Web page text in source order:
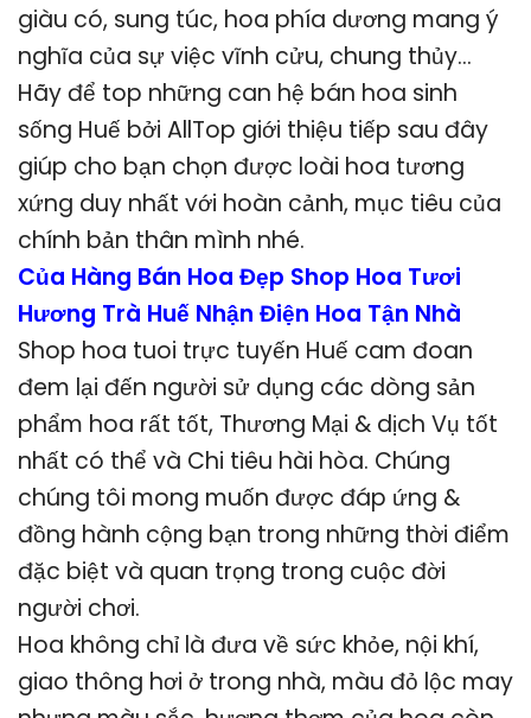
giàu có, sung túc, hoa phía dương mang ý
nghĩa của sự việc vĩnh cửu, chung thủy…
Hãy để top những can hệ bán hoa sinh
sống Huế bởi AllTop giới thiệu tiếp sau đây
giúp cho bạn chọn được loài hoa tương
xứng duy nhất với hoàn cảnh, mục tiêu của
chính bản thân mình nhé.
Của Hàng Bán Hoa Đẹp Shop Hoa Tươi
Hương Trà Huế Nhận Điện Hoa Tận Nhà
Shop hoa tuoi trực tuyến Huế cam đoan
đem lại đến người sử dụng các dòng sản
phẩm hoa rất tốt, Thương Mại & dịch Vụ tốt
nhất có thể và Chi tiêu hài hòa. Chúng
chúng tôi mong muốn được đáp ứng &
đồng hành cộng bạn trong những thời điểm
đặc biệt và quan trọng trong cuộc đời
người chơi.
Hoa không chỉ là đưa về sức khỏe, nội khí,
giao thông hơi ở trong nhà, màu đỏ lộc may